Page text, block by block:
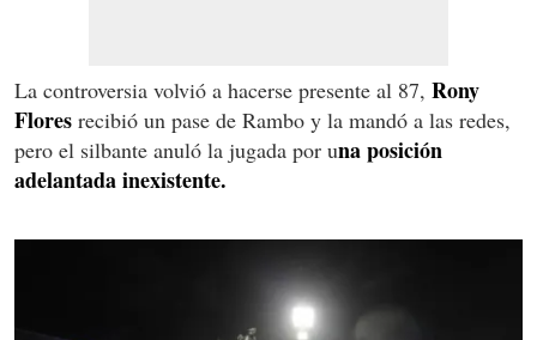
La controversia volvió a hacerse presente al 87, Rony
Flores recibió un pase de Rambo y la mandó a las redes,
pero el silbante anuló la jugada por una posición
adelantada inexistente.